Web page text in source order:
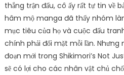
thắng trận đấu, cô ấy rất tự tin về
hâm mộ manga đã thấy nhóm
mục tiêu của họ và cuộc đấu
chính phải đối mặt mỗi lần.
đoạn mới trong Shikimori’s Not
sẽ có lợi cho các nhân vật chủ